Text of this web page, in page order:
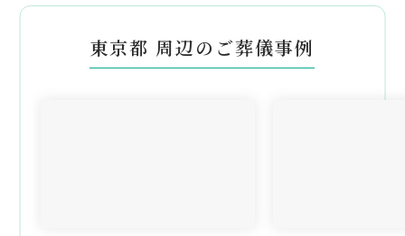
東京都 周辺のご葬儀事例